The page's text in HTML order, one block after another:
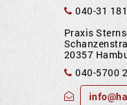
040-31
Praxis
20357
040-5700